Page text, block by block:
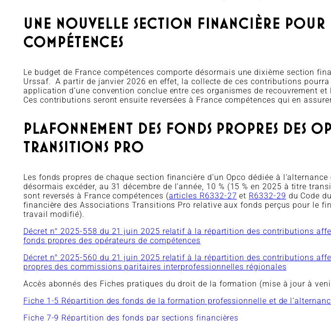
UNE NOUVELLE SECTION FINANCIÈRE POUR
COMPÉTENCES
Le budget de France compétences comporte désormais une dixième section
Urssaf. A partir de janvier 2026 en effet, la collecte de ces contributions
application d’une convention conclue entre ces organismes de recouvrement
Ces contributions seront ensuite reversées à France compétences qui en
PLAFONNEMENT DES FONDS PROPRES DES
TRANSITIONS PRO
Les fonds propres de chaque section financière d’un Opco dédiée à
désormais excéder, au 31 décembre de l’année, 10 % (15 % en 2025 à titre
sont reversés à France compétences (articles R6332-27 et R6332-29 du Code
financière des Associations Transitions Pro relative aux fonds perçus pour le
travail modifié).
Décret n° 2025-558 du 21 juin 2025 relatif à la répartition des contributions
fonds propres des opérateurs de compétences
Décret n° 2025-560 du 21 juin 2025 relatif à la répartition des contributions
propres des commissions paritaires interprofessionnelles régionales
Accès abonnés des Fiches pratiques du droit de la formation (mise à jour à
Fiche 1-5 Répartition des fonds de la formation professionnelle et de
Fiche 7-9 Répartition des fonds par sections financières